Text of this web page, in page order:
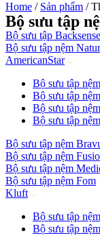
Home / Sản phẩm /
Bộ sưu tập
Bộ sưu tập Backsense
Bộ sưu tập nệm
AmericanStar
Bộ sưu tập
Bộ sưu tập
Bộ sưu tập
Bộ sưu tập
Bộ sưu tập nệm
Bộ sưu tập nệm
Bộ sưu tập nệm
Bộ sưu tập nệm Fom
Kluft
Bộ sưu tập
Bộ sưu tập